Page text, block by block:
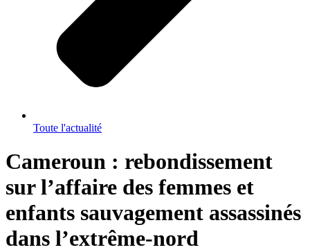
Toute l'actualité
Cameroun : rebondissement
sur l’affaire des femmes et
enfants sauvagement assassinés
dans l’extrême-nord